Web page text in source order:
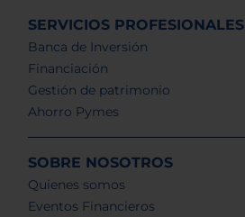
SERVICIOS PROFESIONALES
Banca de Inversión
Financiación
Gestión de patrimonio
Ahorro Pymes
SOBRE NOSOTROS
Quienes somos
Eventos Financieros